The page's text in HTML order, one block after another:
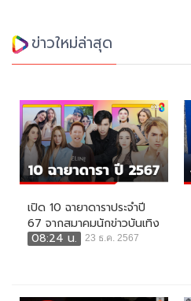
ข่าวใหม่ล่าสุด
เปิด 10 ฉายาดาราประจำปี
67 จากสมาคมนักข่าวบันเทิง
08:24 น.
23 ธ.ค. 2567